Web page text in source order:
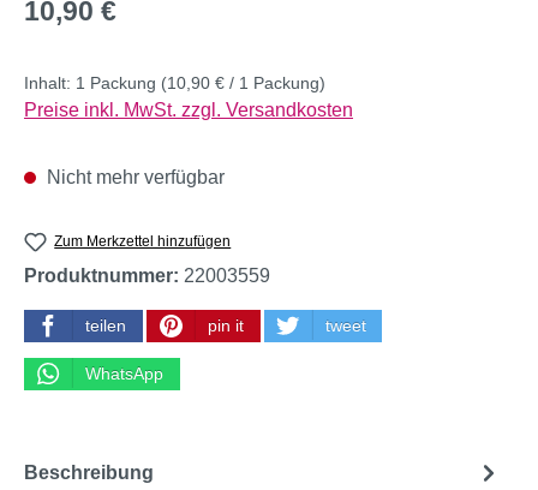
10,90 €
Inhalt: 1 Packung (10,90 € / 1 Packung)
Preise inkl. MwSt. zzgl. Versandkosten
Nicht mehr verfügbar
Zum Merkzettel hinzufügen
Produktnummer: 22003559
teilen pin it tweet
WhatsApp
Beschreibung